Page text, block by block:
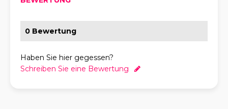
0 Bewertung
Haben Sie hier gegessen?
Schreiben Sie eine Bewertung